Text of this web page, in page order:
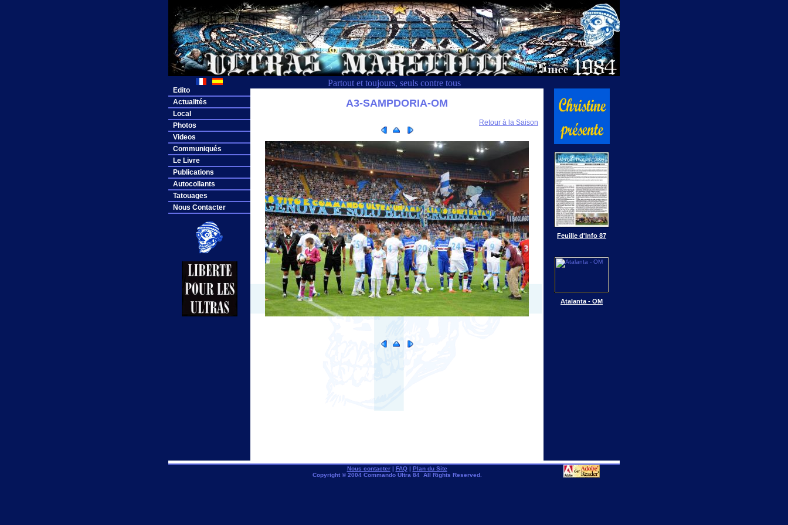
Partout et toujours, seuls contre tous
Edito
Actualités
Local
Photos
Videos
Communiqués
Le Livre
Publications
Autocollants
Tatouages
Nous Contacter
A3-SAMPDORIA-OM
Retour à la Saison
Feuille d'Info 87
Atalanta - OM
Nous contacter| FAQ| Plan du Site
Copyright © 2004 Commando Ultra 84 All Rights Reserved.